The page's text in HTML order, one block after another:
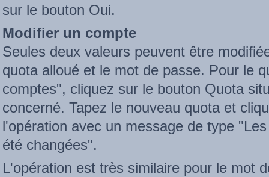
sur le bouton Oui.
Modifier un compte
Seules deux valeurs peuvent être
quota alloué et le mot de passe. Pour le
comptes", cliquez sur le bouton Quota
concerné. Tapez le nouveau quota et
l'opération avec un message de type
été changées".
L'opération est très similaire pour le mot